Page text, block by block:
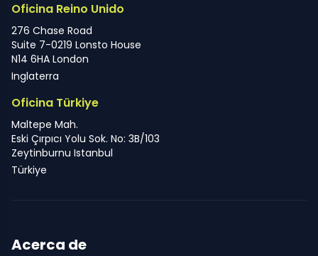
Oficina Reino Unido
276 Chase Road
Suite 7-0219 Lonsto House
N14 6HA London
Inglaterra
Oficina Türkiye
Maltepe Mah.
Eski Çırpıcı Yolu Sok. No: 3B/103
Zeytinburnu Istanbul
Türkiye
Acerca de